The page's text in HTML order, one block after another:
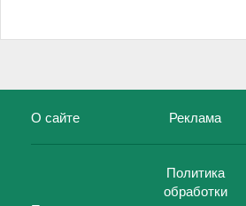
О сайте Реклама
Политика
обработки